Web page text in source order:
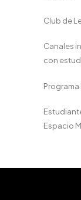
Club de
Canales
con
Programa
Espacio